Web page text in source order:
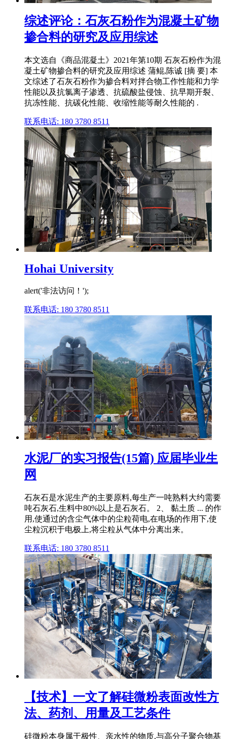
综述评论：石灰石粉作为混凝土矿物
掺合料的研究及应用综述
本文选自《商品混凝土》2021年第10期 石灰石粉作为混
凝土矿物掺合料的研究及应用综述 蒲鲲,陈诚 [摘 要] 本
文综述了石灰石粉作为掺合料对拌合物工作性能和力学
性能以及抗氯离子渗透、抗硫酸盐侵蚀、抗早期开裂、
抗冻性能、抗碳化性能、收缩性能等耐久性能的 .
联系电话: 180 3780 8511
Hohai University
alert('非法访问！');
联系电话: 180 3780 8511
水泥厂的实习报告(15篇) 应届毕业生
网
石灰石是水泥生产的主要原料,每生产一吨熟料大约需要
吨石灰石,生料中80%以上是石灰石。 2、 黏土质 ... 的作
用,使通过的含尘气体中的尘粒荷电,在电场的作用下,使
尘粒沉积于电极上,将尘粒从气体中分离出来。
联系电话: 180 3780 8511
【技术】一文了解硅微粉表面改性方
法、药剂、用量及工艺条件
硅微粉本身属于极性、亲水性的物质,与高分子聚合物基